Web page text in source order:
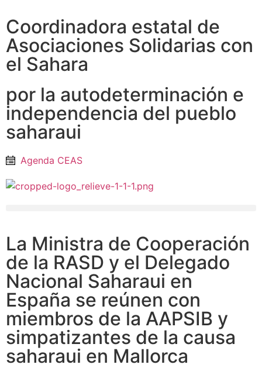
Coordinadora estatal de
Asociaciones Solidarias con
el Sahara
por la autodeterminación e
independencia del pueblo
saharaui
Agenda CEAS
La Ministra de Cooperación
de la RASD y el Delegado
Nacional Saharaui en
España se reúnen con
miembros de la AAPSIB y
simpatizantes de la causa
saharaui en Mallorca